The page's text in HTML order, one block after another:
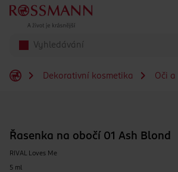
Přeskočit na hlavmní obsah
Dekorativní kosmetika Oči a
Řasenka na obočí 01 Ash Blond
RIVAL Loves Me
5 ml